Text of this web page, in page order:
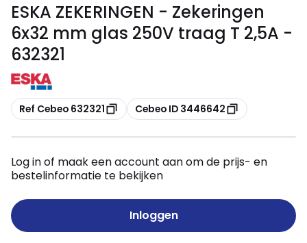
ESKA ZEKERINGEN - Zekeringen
6x32 mm glas 250V traag T 2,5A -
632321
Kopiëren
Ref Cebeo 632321 Kopiëren
Cebeo ID 3446642
Log in of maak een account aan om de prijs- en
bestelinformatie te bekijken
Inloggen